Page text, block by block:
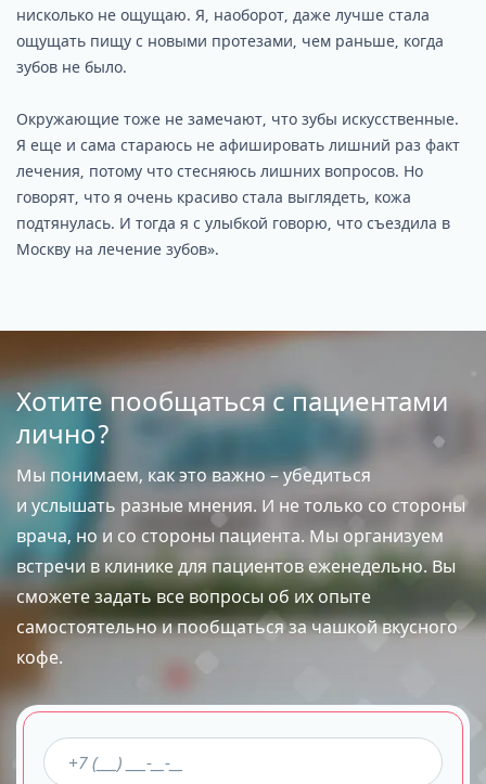
нисколько не ощущаю. Я, наоборот, даже лучше стала
ощущать пищу с новыми протезами, чем раньше, когда
зубов не было.
Окружающие тоже не замечают, что зубы искусственные.
Я еще и сама стараюсь не афишировать лишний раз факт
лечения, потому что стесняюсь лишних вопросов. Но
говорят, что я очень красиво стала выглядеть, кожа
подтянулась. И тогда я с улыбкой говорю, что съездила в
Москву на лечение зубов».
Хотите пообщаться с пациентами
лично?
Мы понимаем, как это важно – убедиться
и услышать разные мнения. И не только со стороны
врача, но и со стороны пациента. Мы организуем
встречи в клинике для пациентов еженедельно. Вы
сможете задать все вопросы об их опыте
самостоятельно и пообщаться за чашкой вкусного
кофе.